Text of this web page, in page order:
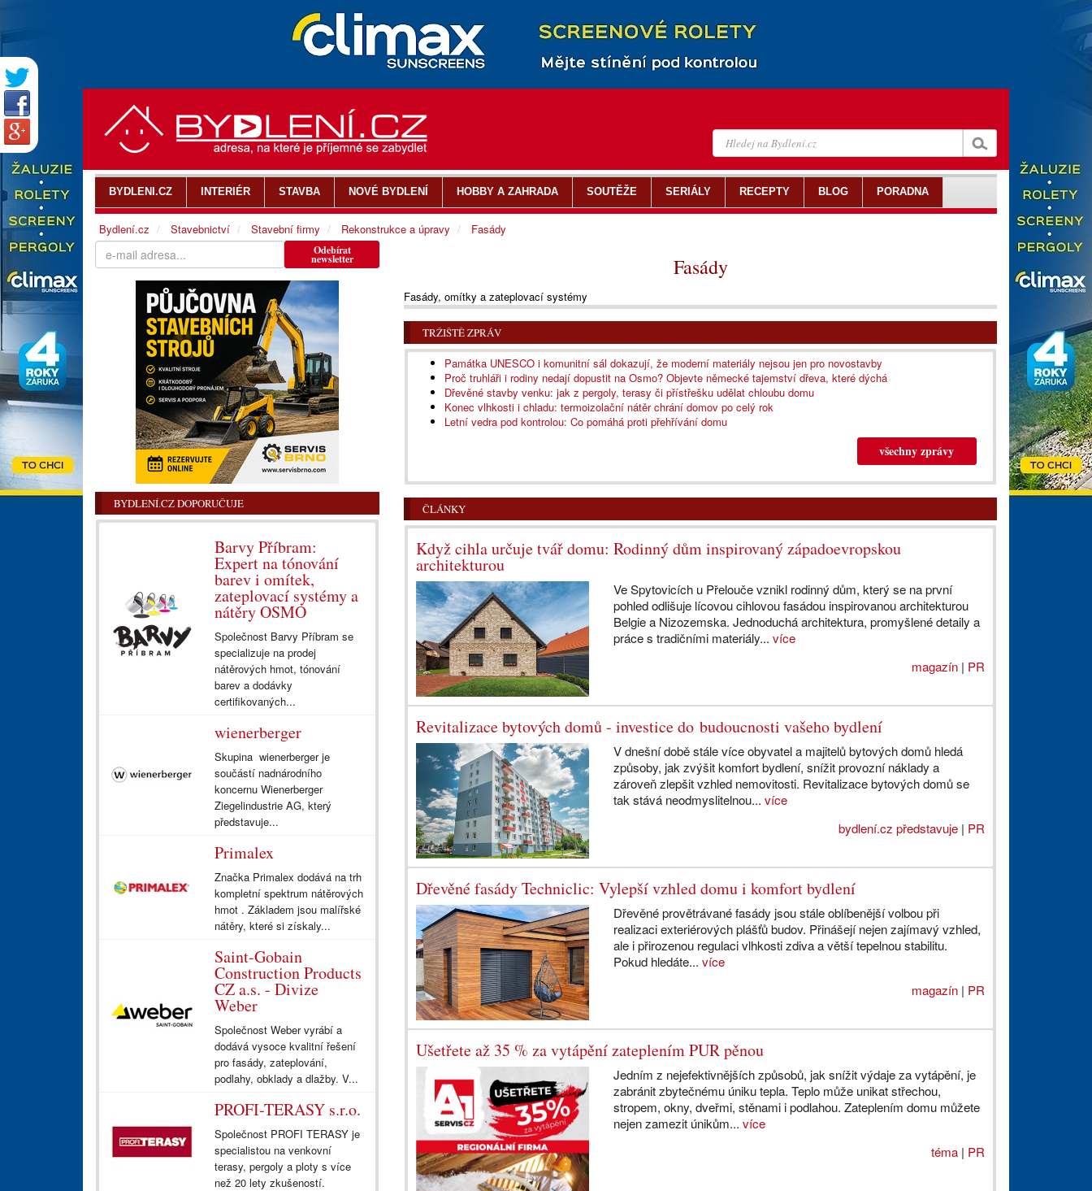
Fasády
Fasády, omítky a zateplovací systémy
TRŽIŠTĚ ZPRÁV
Památka UNESCO i komunitní sál dokazují, že moderní materiály nejsou jen pro novostavby
Proč truhláři i rodiny nedají dopustit na Osmo? Objevte německé tajemství dřeva, které dýchá
Dřevěné stavby venku: jak z pergoly, terasy či přístřešku udělat chloubu domu
Konec vlhkosti i chladu: termoizolační nátěr chrání domov po celý rok
Letní vedra pod kontrolou: Co pomáhá proti přehřívání domu
všechny zprávy
ČLÁNKY
Když cihla určuje tvář domu: Rodinný dům inspirovaný západoevropskou
architekturou
Ve Spytovicích u Přelouče vznikl rodinný dům, který se na první
pohled odlišuje lícovou cihlovou fasádou inspirovanou architekturou
Belgie a Nizozemska. Jednoduchá architektura, promyšlené detaily a
práce s tradičními materiály...více
magazín| PR
Revitalizace bytových domů - investice do budoucnosti vašeho bydlení
V dnešní době stále více obyvatel a majitelů bytových domů hledá
způsoby, jak zvýšit komfort bydlení, snížit provozní náklady a
zároveň zlepšit vzhled nemovitosti. Revitalizace bytových domů se
tak stává neodmyslitelnou...více
bydlení.cz představuje| PR
Dřevěné fasády Techniclic: Vylepší vzhled domu i komfort bydlení
Dřevěné provětrávané fasády jsou stále oblíbenější volbou při
realizaci exteriérových plášťů budov. Přinášejí nejen zajímavý vzhled,
ale i přirozenou regulaci vlhkosti zdiva a větší tepelnou stabilitu.
Pokud hledáte...více
magazín| PR
Ušetřete až 35 % za vytápění zateplením PUR pěnou
Jedním z nejefektivnějších způsobů, jak snížit výdaje za vytápění, je
zabránit zbytečnému úniku tepla. Teplo může unikat střechou,
stropem, okny, dveřmi, stěnami i podlahou. Zateplením domu můžete
nejen zamezit únikům...více
téma| PR
Odebírat
newsletter
BYDLENÍ.CZ DOPORUČUJE
Barvy Příbram:
Expert na tónování
barev i omítek,
zateplovací systémy a
nátěry OSMO
Společnost Barvy Příbram se
specializuje na prodej
nátěrových hmot, tónování
barev a dodávky
certifikovaných...
wienerberger
Skupina wienerberger je
součástí nadnárodního
koncernu Wienerberger
Ziegelindustrie AG, který
představuje...
Primalex
Značka Primalex dodává na trh
kompletní spektrum nátěrových
hmot . Základem jsou malířské
nátěry, které si získaly...
Saint-Gobain
Construction Products
CZ a.s. - Divize
Weber
Společnost Weber vyrábí a
dodává vysoce kvalitní řešení
pro fasády, zateplování,
podlahy, obklady a dlažby. V...
PROFI-TERASY s.r.o.
Společnost PROFI TERASY je
specialistou na venkovní
terasy, pergoly a ploty s více
než 20 lety zkušeností.
BYDLENI.CZ INTERIÉR STAVBA NOVÉ BYDLENÍ HOBBY A ZAHRADA SOUTĚŽE SERIÁLY RECEPTY BLOG PORADNA
Bydlení.cz Stavebnictví Stavební firmy Rekonstrukce a úpravy Fasády